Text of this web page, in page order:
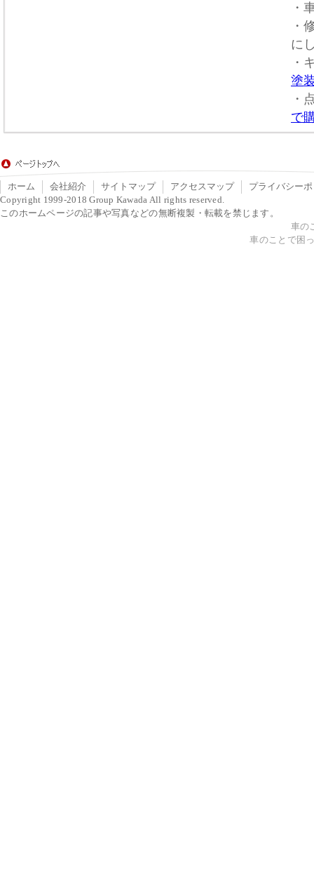
・
・
に
・
塗
・
で
ホーム 会社紹介 サイトマップ アクセスマップ
プライバシー
Copyright 1999-2018Group Kawada All rights reserved.
このホームページの記事や写真などの無断複製・転載を禁じます。
車の
車のことで困